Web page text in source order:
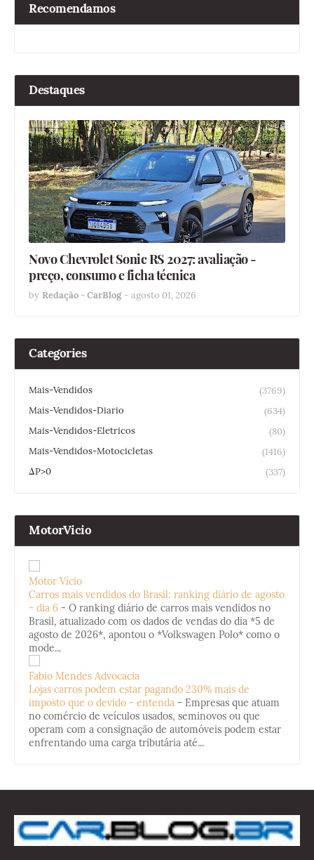
Recomendamos
Destaques
Novo Chevrolet Sonic RS 2027: avaliação -
preço, consumo e ficha técnica
by Redação - CarBlog - agosto 01, 2026
Categories
Mais-Vendidos
(3769)
Mais-Vendidos-Diario
(634)
Mais-Vendidos-Eletricos
(80)
Mais-Vendidos-Motocicletas
(1416)
ΔP>0
(337)
MotorVicio
Motor Vício
Carros mais vendidos do Brasil: ranking diário de agosto
- dia 6 - O ranking diário de carros mais vendidos no
Brasil, atualizado com os dados de vendas do dia *5 de
agosto de 2026*, apontou o *Volkswagen Polo* como o
mode...
Fabio Mendes Advocacia
Lojas carros podem estar pagando 230% mais de
imposto que o devido - entenda - Empresas que atuam
no comércio de veículos usados, seminovos ou que
operam com a consignação de automóveis podem estar
enfrentando uma carga tributária até...